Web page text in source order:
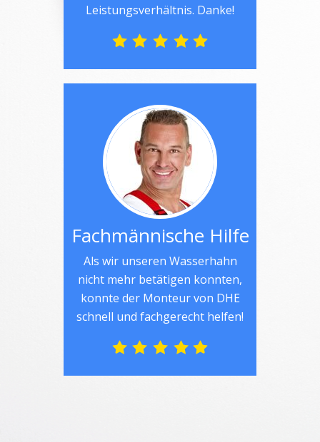
Leistungsverhältnis. Danke!
Fachmännische Hilfe
Als wir unseren Wasserhahn
nicht mehr betätigen konnten,
konnte der Monteur von DHE
schnell und fachgerecht helfen!